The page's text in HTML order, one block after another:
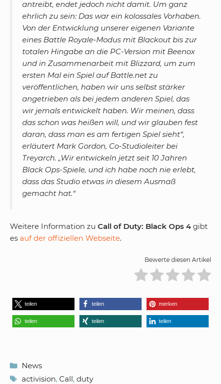
antreibt, endet jedoch nicht damit. Um ganz
ehrlich zu sein: Das war ein kolossales Vorhaben.
Von der Entwicklung unserer eigenen Variante
eines Battle Royale-Modus mit Blackout bis zur
totalen Hingabe an die PC-Version mit Beenox
und in Zusammenarbeit mit Blizzard, um zum
ersten Mal ein Spiel auf Battle.net zu
veröffentlichen, haben wir uns selbst stärker
angetrieben als bei jedem anderen Spiel, das
wir jemals entwickelt haben. Wir meinen, dass
das schon was heißen will, und wir glauben fest
daran, dass man es am fertigen Spiel sieht“,
erläutert Mark Gordon, Co-Studioleiter bei
Treyarch. „Wir entwickeln jetzt seit 10 Jahren
Black Ops-Spiele, und ich habe noch nie erlebt,
dass das Studio etwas in diesem Ausmaß
gemacht hat.“
Weitere Information zu Call of Duty: Black Ops 4 gibt
es auf der offiziellen Webseite.
Bewerte diesen Artikel
teilen teilen merken
teilen teilen teilen
Kategorien
News
Schlagwörter
activision, Call, duty